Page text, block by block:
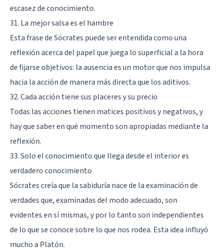
escasez de conocimiento.
31. La mejor salsa es el hambre
Esta frase de Sócrates puede ser entendida como una
reflexión acerca del papel que juega lo superficial a la hora
de fijarse objetivos: la ausencia es un motor que nos impulsa
hacia la acción de manera más directa que los aditivos.
32. Cada acción tiene sus placeres y su precio
Todas las acciones tienen matices positivos y negativos, y
hay que saber en qué momento son apropiadas mediante la
reflexión.
33. Solo el conocimiento que llega desde el interior es
verdadero conocimiento
Sócrates creía que la sabiduría nace de la examinación de
verdades que, examinadas del modo adecuado, son
evidentes en sí mismas, y por lo tanto son independientes
de lo que se conoce sobre lo que nos rodea. Esta idea influyó
mucho a Platón.